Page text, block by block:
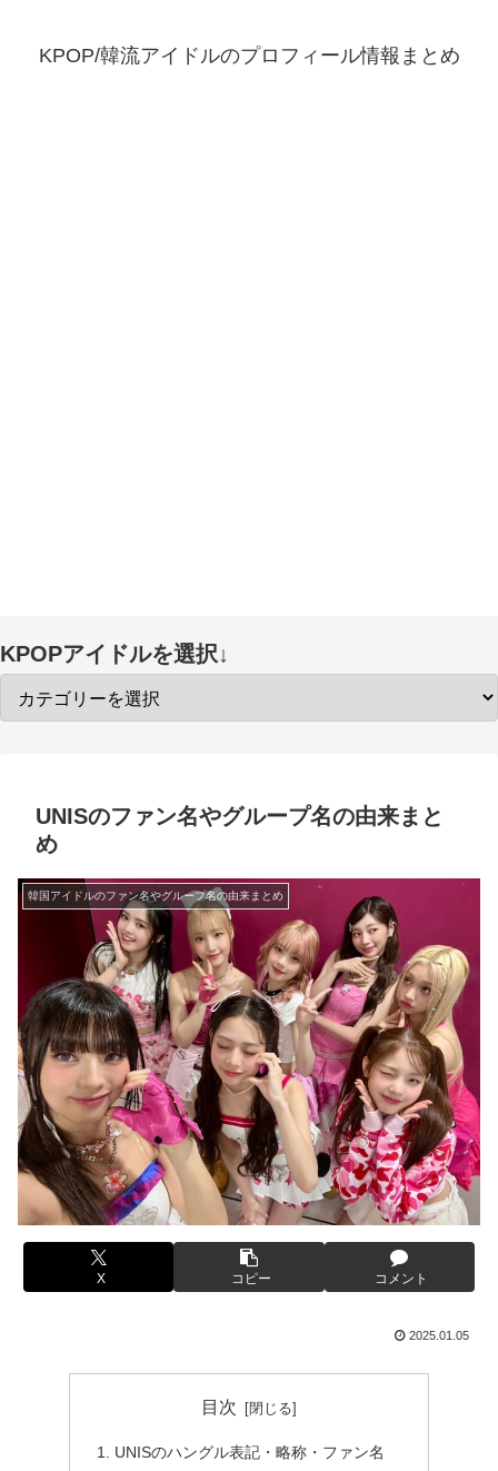
KPOP/韓流アイドルのプロフィール情報まとめ
KPOPアイドルを選択↓
UNISのファン名やグループ名の由来まと
め
韓国アイドルのファン名やグループ名の由来まとめ
X コピー コメント
2025.01.05
目次
UNISのハングル表記・略称・ファン名